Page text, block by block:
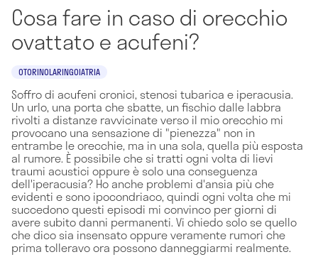
Cosa fare in caso di orecchio
ovattato e acufeni?
OTORINOLARINGOIATRIA
Soffro di acufeni cronici, stenosi tubarica e iperacusia.
Un urlo, una porta che sbatte, un fischio dalle labbra
rivolti a distanze ravvicinate verso il mio orecchio mi
provocano una sensazione di "pienezza" non in
entrambe le orecchie, ma in una sola, quella più esposta
al rumore. È possibile che si tratti ogni volta di lievi
traumi acustici oppure è solo una conseguenza
dell'iperacusia? Ho anche problemi d'ansia più che
evidenti e sono ipocondriaco, quindi ogni volta che mi
succedono questi episodi mi convinco per giorni di
avere subito danni permanenti. Vi chiedo solo se quello
che dico sia insensato oppure veramente rumori che
prima tolleravo ora possono danneggiarmi realmente.